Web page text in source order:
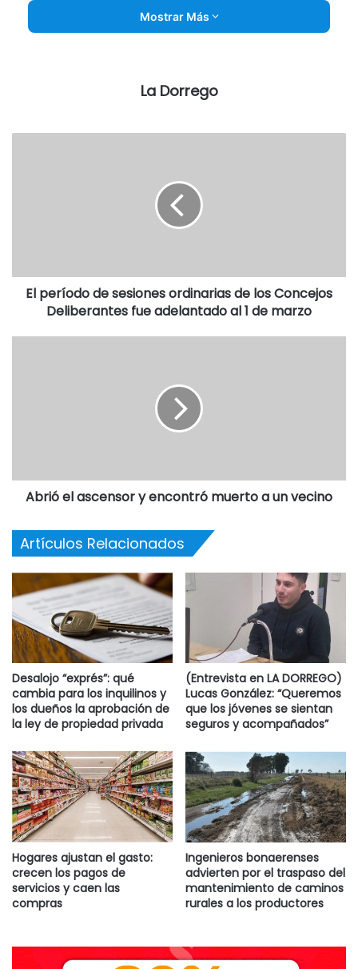
Mostrar Más
La Dorrego
El período de sesiones ordinarias de los Concejos
Deliberantes fue adelantado al 1 de marzo
Abrió el ascensor y encontró muerto a un vecino
Artículos Relacionados
Desalojo “exprés”: qué
cambia para los inquilinos y
los dueños la aprobación de
la ley de propiedad privada
(Entrevista en LA DORREGO)
Lucas González: “Queremos
que los jóvenes se sientan
seguros y acompañados”
Hogares ajustan el gasto:
crecen los pagos de
servicios y caen las
compras
Ingenieros bonaerenses
advierten por el traspaso del
mantenimiento de caminos
rurales a los productores